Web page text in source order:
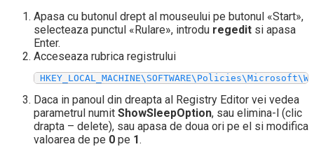
Apasa cu butonul drept al mouseului pe butonul «Start»,
selecteaza punctul «Rulare», introdu regedit si apasa
Enter.
Acceseaza rubrica registrului
Daca in panoul din dreapta al Registry Editor vei vedea
parametrul numit ShowSleepOption, sau elimina-l (clic
drapta – delete), sau apasa de doua ori pe el si modifica
valoarea de pe 0 pe 1.